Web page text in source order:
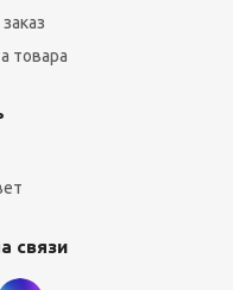
товара
связи